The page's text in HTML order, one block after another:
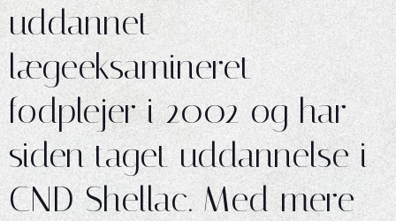
uddannet
lægeeksamineret
fodplejer i 2002 og har
siden taget uddannelse i
CND Shellac. Med mere